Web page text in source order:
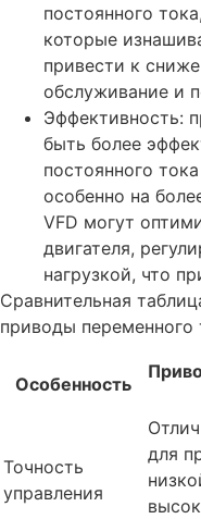
постоянного
которые
привести к
обслуживание и
Эффективность:
быть более
постоянного
особенно на
VFD могут
двигателя,
нагрузкой, что
Сравнительная
приводы переменного
Особенность
Точность
управления
для